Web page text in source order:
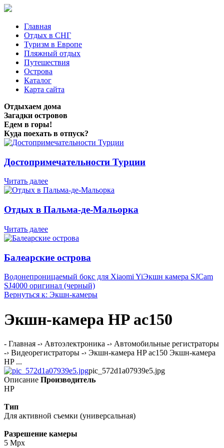
Главная
Отдых в СНГ
Туризм в Европе
Пляжный отдых
Путешествия
Острова
Каталог
Карта сайта
Отдыхаем дома
Загадки островов
Едем в горы!
Куда поехать в отпуск?
Достопримечательности Турции
Читать далее
Отдых в Пальма-де-Мальорка
Читать далее
Балеарские острова
Водонепроницаемый бокс для Xiaomi YiЭкшн камера SJCam
SJ4000 оригинал (черный)
Вернуться к: Экшн-камеры
Экшн-камера HP ac150
- Главная -› Автоэлектроника -› Автомобильные регистраторы
-› Видеорегистраторы -› Экшн-камера HP ac150 Экшн-камера
HP ...
pic_572d1a07939e5.jpg
Описание Производитель
HP
Тип
Для активной съемки (универсальная)
Разрешение камеры
5 Mpx